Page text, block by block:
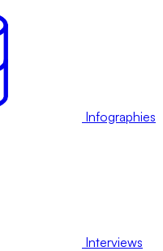
Infographies
Interviews